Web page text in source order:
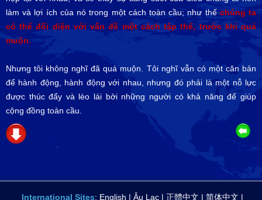
làm và lợi ích của nó trong một cách toàn cầu; như thếchúng ta
có thể đối diện với vấn đề một cách tập thể, trước khi quá
muộn.
Nhưng tôi không nghĩ đã quá muộn. Tôi nghĩ vẫn có một căn bản
để hành động, hành động với nhau, nhưng đó phải là một nỗ lực
được thúc đẩy và lèo lái bởi những người có khả năng để giúp
cộng đồng toàn cầu.
International Sites: English | Âu Lạc | 正體中文 | 简体中文 |